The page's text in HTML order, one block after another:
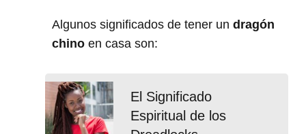
Algunos significados de tener un dragón
chino en casa son:
El Significado
Espiritual de los